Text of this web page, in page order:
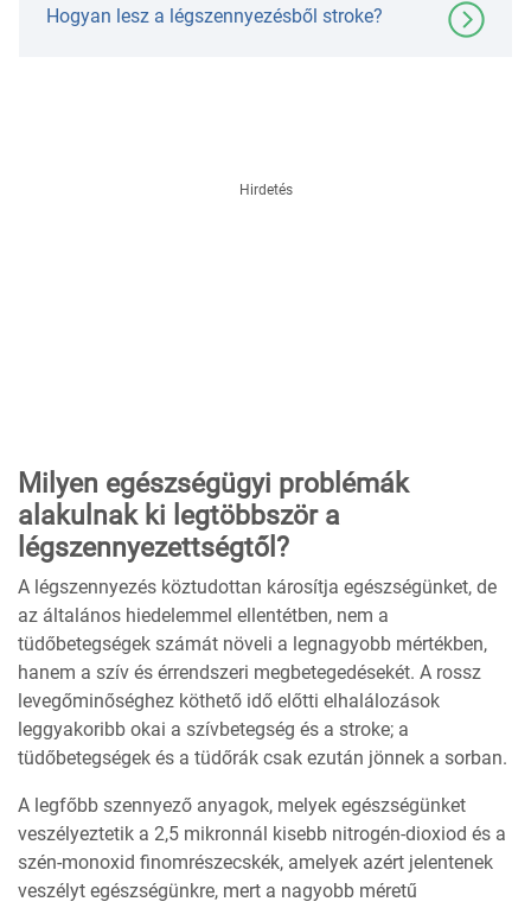
Hogyan lesz a légszennyezésből stroke?
Hirdetés
Milyen egészségügyi problémák
alakulnak ki legtöbbször a
légszennyezettségtől?
A légszennyezés köztudottan károsítja egészségünket, de
az általános hiedelemmel ellentétben, nem a
tüdőbetegségek számát növeli a legnagyobb mértékben,
hanem a szív és érrendszeri megbetegedésekét. A rossz
levegőminőséghez köthető idő előtti elhalálozások
leggyakoribb okai a szívbetegség és a stroke; a
tüdőbetegségek és a tüdőrák csak ezután jönnek a sorban.
A legfőbb szennyező anyagok, melyek egészségünket
veszélyeztetik a 2,5 mikronnál kisebb nitrogén-dioxiod és a
szén-monoxid finomrészecskék, amelyek azért jelentenek
veszélyt egészségünkre, mert a nagyobb méretű